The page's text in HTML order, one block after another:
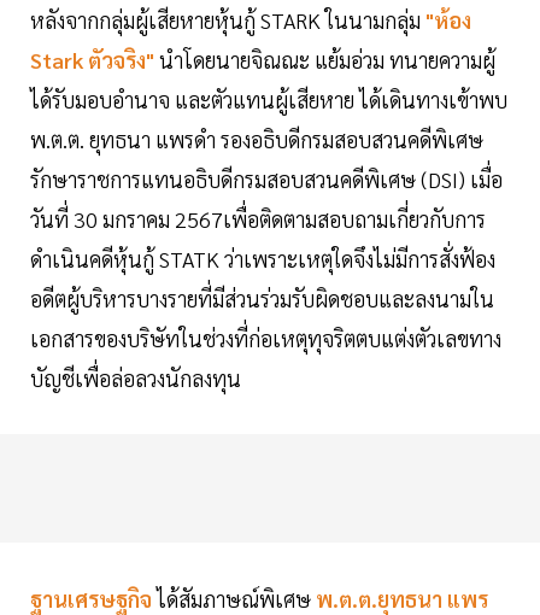
หลังจากกลุ่มผู้เสียหายหุ้นกู้ STARK ในนามกลุ่ม "ห้อง
Stark ตัวจริง" นำโดยนายจิณณะ แย้มอ่วม ทนายความผู้
ได้รับมอบอำนาจ และตัวแทนผู้เสียหาย ได้เดินทางเข้าพบ
พ.ต.ต. ยุทธนา แพรดำ รองอธิบดีกรมสอบสวนคดีพิเศษ
รักษาราชการแทนอธิบดีกรมสอบสวนคดีพิเศษ (DSI) เมื่อ
วันที่ 30 มกราคม 2567เพื่อติดตามสอบถามเกี่ยวกับการ
ดำเนินคดีหุ้นกู้ STATK ว่าเพราะเหตุใดจึงไม่มีการสั่งฟ้อง
อดีตผู้บริหารบางรายที่มีส่วนร่วมรับผิดชอบและลงนามใน
เอกสารของบริษัทในช่วงที่ก่อเหตุทุจริตตบแต่งตัวเลขทาง
บัญชีเพื่อล่อลวงนักลงทุน
ฐานเศรษฐกิจได้สัมภาษณ์พิเศษ พ.ต.ต.ยุทธนา แพร